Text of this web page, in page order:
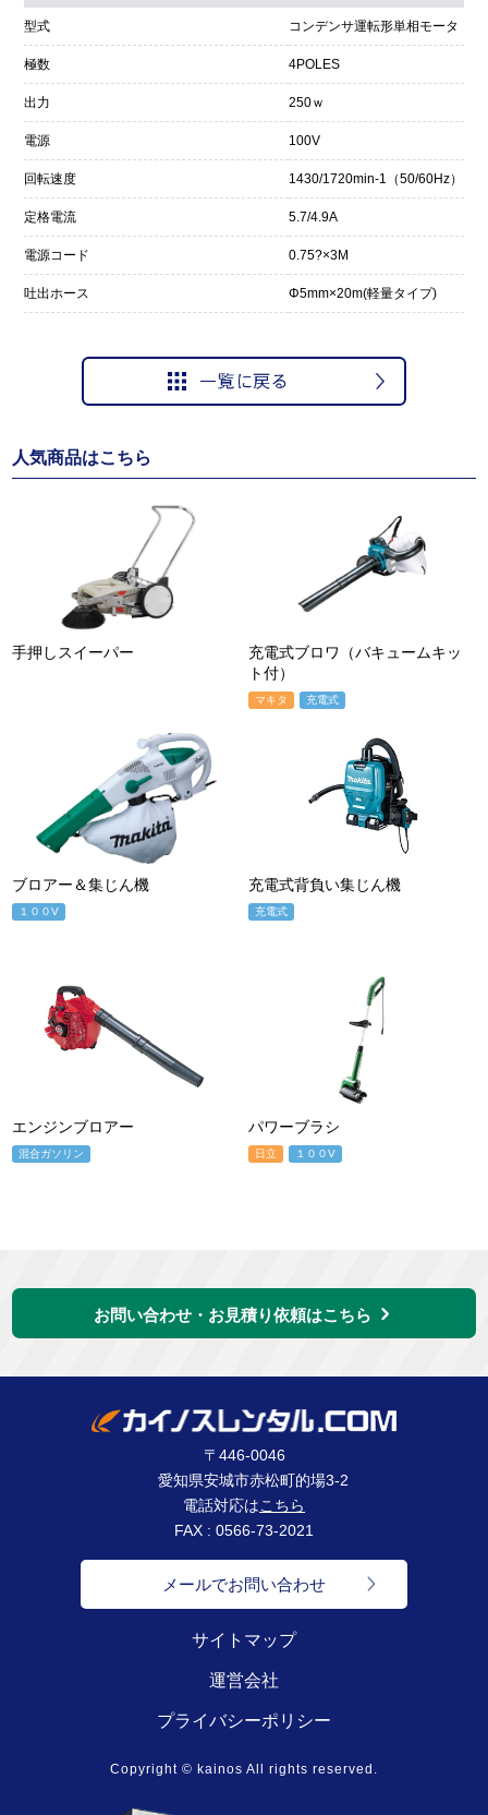
型式 コンデンサ運転形単相モータ
極数 4POLES
出力 250ｗ
電源 100V
回転速度 1430/1720min-1（50/60Hz）
定格電流 5.7/4.9A
電源コード 0.75?×3M
吐出ホース Φ5mm×20m(軽量タイプ)
人気商品はこちら
手押しスイーパー
充電式ブロワ（バキュームキッ
ト付）
マキタ 充電式
ブロアー＆集じん機
１００V
充電式背負い集じん機
充電式
エンジンブロアー
混合ガソリン
パワーブラシ
日立 １００V
お問い合わせ・お見積り依頼はこちら
〒446-0046
愛知県安城市赤松町的場3-2
電話対応はこちら
FAX : 0566-73-2021
メールでお問い合わせ
サイトマップ
運営会社
プライバシーポリシー
Copyright © kainos All rights reserved.